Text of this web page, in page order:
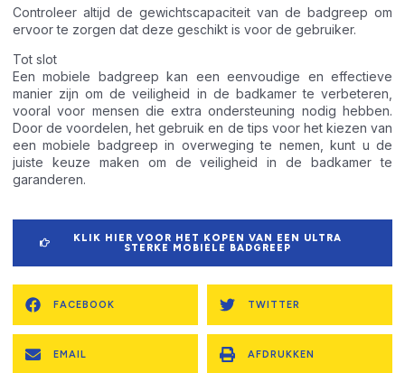
Controleer altijd de gewichtscapaciteit van de badgreep om
ervoor te zorgen dat deze geschikt is voor de gebruiker.
Tot slot
Een mobiele badgreep kan een eenvoudige en effectieve
manier zijn om de veiligheid in de badkamer te verbeteren,
vooral voor mensen die extra ondersteuning nodig hebben.
Door de voordelen, het gebruik en de tips voor het kiezen van
een mobiele badgreep in overweging te nemen, kunt u de
juiste keuze maken om de veiligheid in de badkamer te
garanderen.
KLIK HIER VOOR HET KOPEN VAN EEN ULTRA
STERKE MOBIELE BADGREEP
FACEBOOK TWITTER
EMAIL AFDRUKKEN